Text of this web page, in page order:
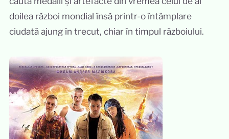
doilea război mondial însă printr-o întâmplare
ciudată ajung în trecut, chiar în timpul războiului.